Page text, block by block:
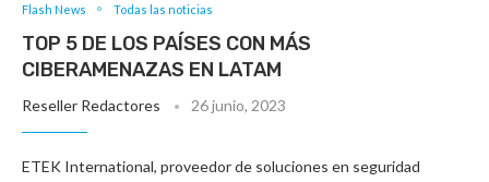
Flash News Todas las noticias
TOP 5 DE LOS PAÍSES CON MÁS
CIBERAMENAZAS EN LATAM
Reseller Redactores 26 junio, 2023
ETEK International, proveedor de soluciones en seguridad